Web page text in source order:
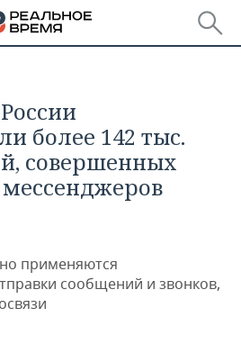
ПФО
более 142 тыс.
совершенных
применяются
сообщений и звонков,